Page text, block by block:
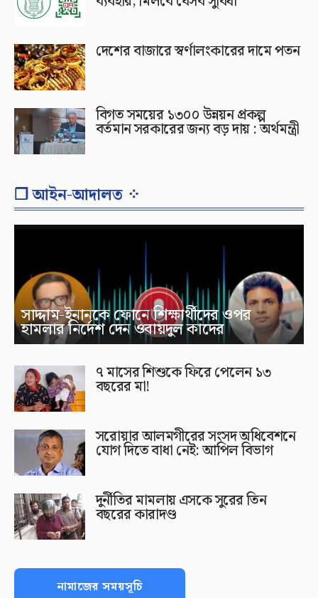
দেশের বাজারে স্বর্ণালংকারের দামে পতন
বিগত সময়ের ১৩০০ উন্নয়ন প্রকল্প
বর্তমান সরকারের জন্য বড় দায় : অর্থমন্ত্রী
❐ আইন-আদালত ⁘
সাদ্দাম-ইনানকে ফোনে শিক্ষার্থীদের ওপর
হামলার নির্দেশ দেন ওবায়দুল কাদের
৭ মাসের শিশুকে ফিরে পেলেন ১৩
বছরের মা!
সরোয়ার আলমগীরের সংসদ অধিবেশনে
যোগ দিতে বাধা নেই: আপিল বিভাগ
দুর্নীতির মামলায় এসকে সুরের তিন
বছরের কারাদণ্ড
নামাজের সময়সূচি